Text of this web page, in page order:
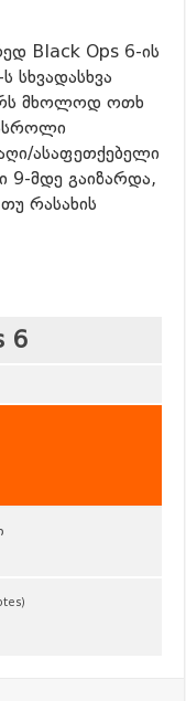
Black Ops 6-ის
სხვადასხვა
მხოლოდ ოთხ
ასაფეთქებელი
9-მდე გაიზარდა,
რასახის
6